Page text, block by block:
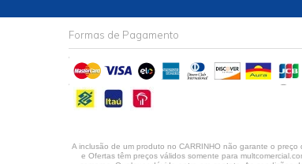
Formas de Pagamento
A inclusão de um produto no CARRINHO não garante o
e Ofertas têm preços válidos somente para